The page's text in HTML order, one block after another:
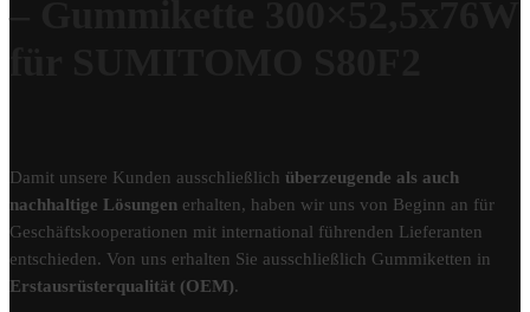
Damit unsere Kunden ausschließlich überzeugende als auch
nachhaltige Lösungen erhalten, haben wir uns von Beginn an für
Geschäftskooperationen mit international führenden Lieferanten
entschieden. Von uns erhalten Sie ausschließlich Gummiketten in
Erstausrüsterqualität (OEM).